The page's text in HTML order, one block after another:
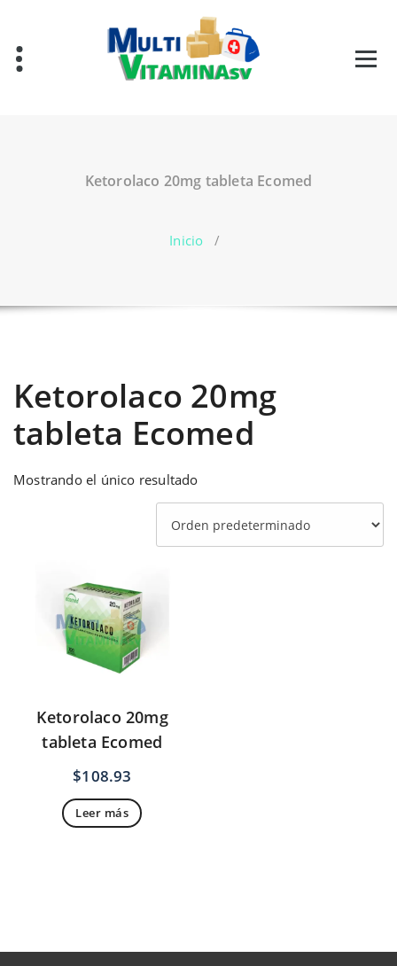
contenido
Ketorolaco 20mg tableta Ecomed
Inicio /
Ketorolaco 20mg
tableta Ecomed
Mostrando el único resultado
Ketorolaco 20mg
tableta Ecomed
$108.93
Leer más